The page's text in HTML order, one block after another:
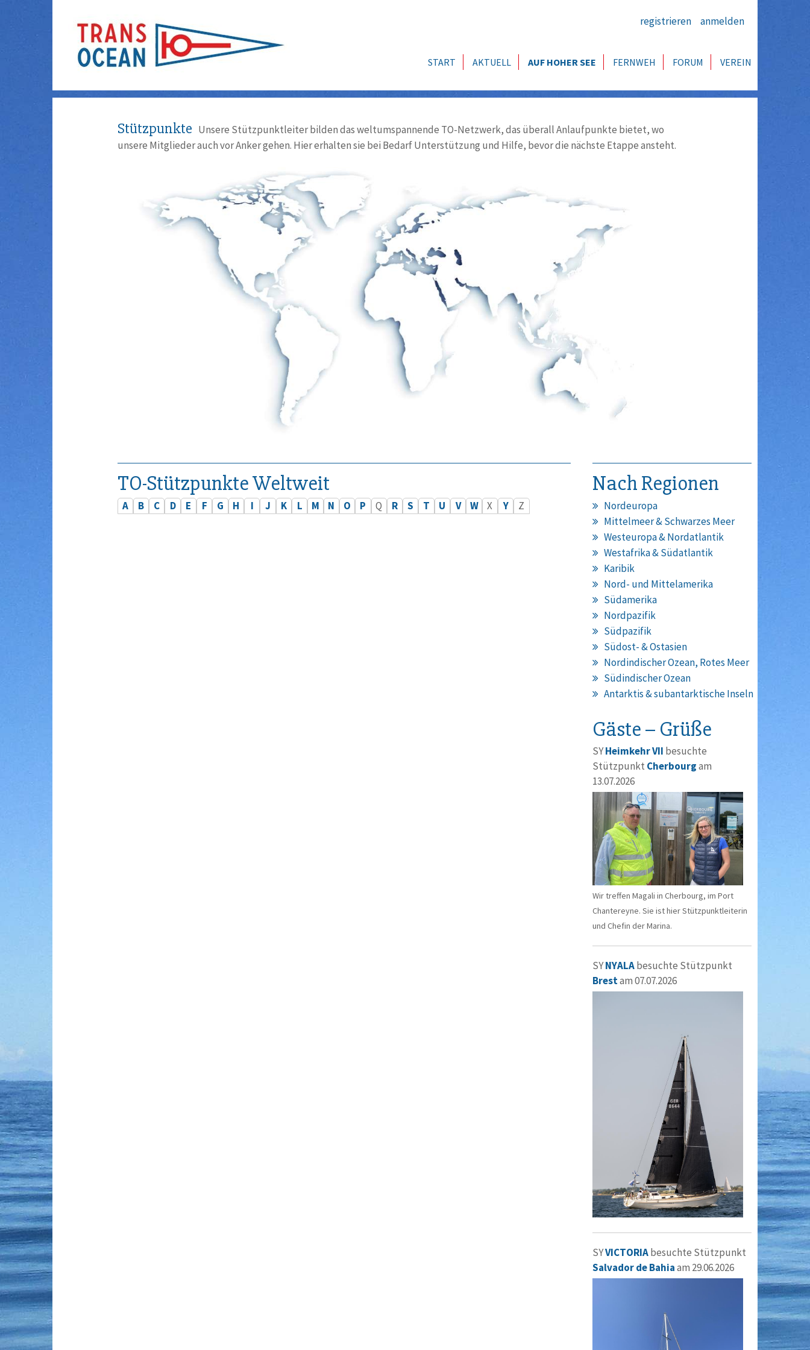
registrieren anmelden
START AKTUELL AUF HOHER SEE FERNWEH FORUM VEREIN
Stützpunkte Unsere Stützpunktleiter bilden das weltumspannende TO-Netzwerk, das überall Anlaufpunkte bietet, wo
unsere Mitglieder auch vor Anker gehen. Hier erhalten sie bei Bedarf Unterstützung und Hilfe, bevor die nächste Etappe ansteht.
TO-Stützpunkte Weltweit
A B C D E F G H I J K L M N O P Q R S T U V W X Y Z
Nach Regionen
Nordeuropa
Mittelmeer & Schwarzes Meer
Westeuropa & Nordatlantik
Westafrika & Südatlantik
Karibik
Nord- und Mittelamerika
Südamerika
Nordpazifik
Südpazifik
Südost- & Ostasien
Nordindischer Ozean, Rotes Meer
Südindischer Ozean
Antarktis & subantarktische Inseln
Gäste – Grüße
SYHeimkehr VII besuchte
Stützpunkt Cherbourgam
13.07.2026
Wir treffen Magali in Cherbourg, im Port
Chantereyne. Sie ist hier Stützpunktleiterin
und Chefin der Marina.
SYNYALAbesuchte Stützpunkt
Brestam 07.07.2026
SYVICTORIAbesuchte Stützpunkt
Salvador de Bahiaam 29.06.2026